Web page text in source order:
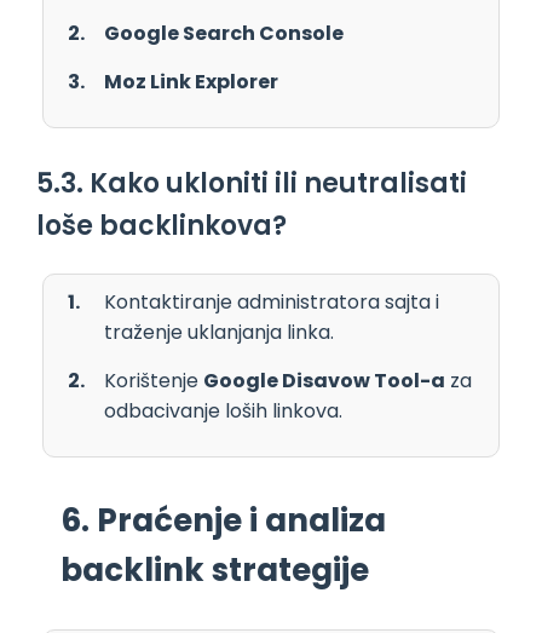
Google Search Console
Moz Link Explorer
5.3. Kako ukloniti ili neutralisati
loše backlinkova?
Kontaktiranje administratora sajta i
traženje uklanjanja linka.
Korištenje Google Disavow Tool-a za
odbacivanje loših linkova.
6. Praćenje i analiza
backlink strategije